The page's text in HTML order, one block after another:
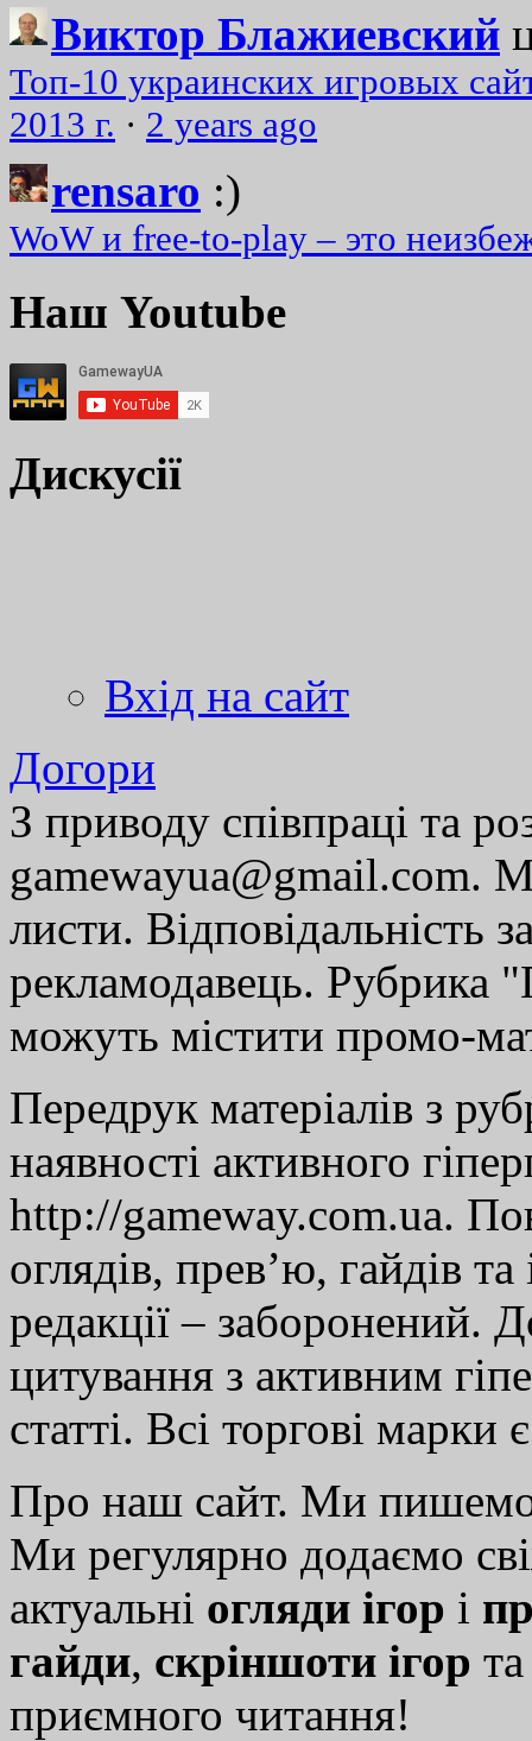
Виктор Блажиевский
Топ-10 украинских игровых
2013 г. · 2 years ago
rensaro :)
WoW и free-to-play – это
Наш Youtube
Дискусії
Вхід на сайт
Догори
З приводу співпраці та
gamewayua@gmail.com.
листи. Відповідальність
рекламодавець. Рубрика
можуть містити промо-
Передрук матеріалів з
наявності активного
http://gameway.com.ua.
оглядів, прев’ю, гайдів
редакції – заборонений.
цитування з активним
статті. Всі торгові марки
Про наш сайт. Ми
Ми регулярно додаємо
актуальні огляди ігор і
гайди, скріншоти ігор
приємного читання!